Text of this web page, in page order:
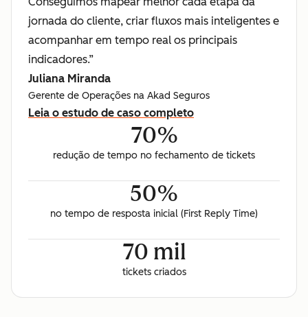
jornada do cliente, criar fluxos mais inteligentes e
acompanhar em tempo real os principais
indicadores.”
Juliana Miranda
Gerente de Operações na Akad Seguros
Leia o estudo de caso completo
70%
redução de tempo no fechamento de tickets
50%
no tempo de resposta inicial (First Reply Time)
70 mil
tickets criados